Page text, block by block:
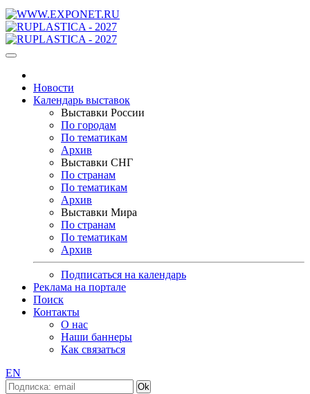
Новости
Календарь выставок
Выставки России
По городам
По тематикам
Архив
Выставки СНГ
По странам
По тематикам
Архив
Выставки Мира
По странам
По тематикам
Архив
Подписаться на календарь
Реклама на портале
Поиск
Контакты
О нас
Наши баннеры
Как связаться
EN